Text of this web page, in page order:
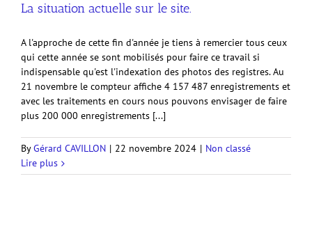
La situation actuelle sur le site.
A l'approche de cette fin d'année je tiens à remercier tous ceux
qui cette année se sont mobilisés pour faire ce travail si
indispensable qu'est l'indexation des photos des registres. Au
21 novembre le compteur affiche 4 157 487 enregistrements et
avec les traitements en cours nous pouvons envisager de faire
plus 200 000 enregistrements [...]
ByGérard CAVILLON | 22 novembre 2024 | Non classé
Lire plus